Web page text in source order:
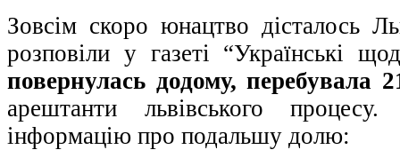
Зовсім скоро юнацтво дісталось
розповіли у газеті “Українські
повернулась додому, перебувала
арештанти львівського
інформацію про подальшу долю: